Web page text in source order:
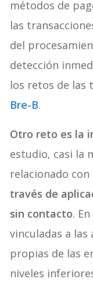
métodos de
las
del
detección
los retos de las
Bre-B.
Otro reto es la
estudio, casi la
relacionado
través de
sin contacto.
vinculadas a
propias de las
niveles